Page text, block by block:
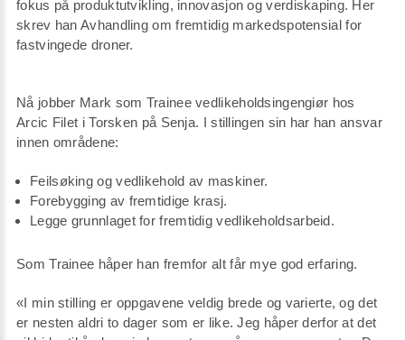
fokus på produktutvikling, innovasjon og verdiskaping. Her
skrev han Avhandling om fremtidig markedspotensial for
fastvingede droner.
Nå jobber Mark som Trainee vedlikeholdsingengiør hos
Arcic Filet i Torsken på Senja. I stillingen sin har han ansvar
innen områdene:
Feilsøking og vedlikehold av maskiner.
Forebygging av fremtidige krasj.
Legge grunnlaget for fremtidig vedlikeholdsarbeid.
Som Trainee håper han fremfor alt får mye god erfaring.
«I min stilling er oppgavene veldig brede og varierte, og det
er nesten aldri to dager som er like. Jeg håper derfor at det